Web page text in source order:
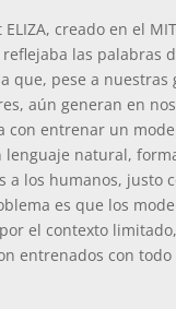
ELIZA, creado en el
las palabras
que, pese a
aún generan en
con entrenar un
lenguaje natural,
a los humanos, justo
es que los
el contexto
entrenados con